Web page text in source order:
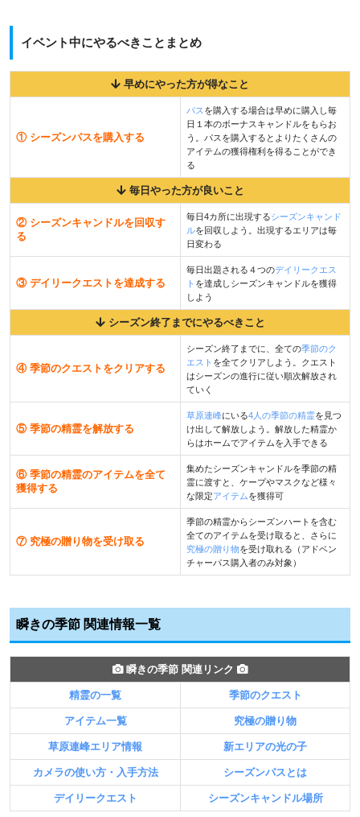
イベント中にやるべきことまとめ
早めにやった方が得なこと
① シーズンパスを購入する
パス を購入する場合は早めに購入し毎
日１本のボーナスキャンドルをもらお
う。パスを購入するとよりたくさんの
アイテムの獲得権利を得ることができ
る
毎日やった方が良いこと
② シーズンキャンドルを回収す
る
毎日4カ所に出現するシーズンキャンド
ルを回収しよう。出現するエリアは毎
日変わる
③ デイリークエストを達成する
毎日出題される４つのデイリークエス
ト を達成しシーズンキャンドルを獲得
しよう
シーズン終了までにやるべきこと
④ 季節のクエストをクリアする
シーズン終了までに、全ての季節のク
エスト を全てクリアしよう。クエスト
はシーズンの進行に従い順次解放され
ていく
⑤ 季節の精霊を解放する
草原連峰にいる4人の季節の精霊を見つ
け出して解放しよう。解放した精霊か
らはホームでアイテムを入手できる
⑥ 季節の精霊のアイテムを全て
獲得する
集めたシーズンキャンドルを季節の精
霊に渡すと、ケープやマスクなど様々
な限定アイテムを獲得可
⑦ 究極の贈り物を受け取る
季節の精霊からシーズンハートを含む
全てのアイテムを受け取ると、さらに
究極の贈り物を受け取れる（アドベン
チャーパス購入者のみ対象）
瞬きの季節 関連情報一覧
瞬きの季節 関連リンク
精霊の一覧 季節のクエスト
アイテム一覧 究極の贈り物
草原連峰エリア情報 新エリアの光の子
カメラの使い方・入手方法 シーズンパスとは
デイリークエスト シーズンキャンドル場所